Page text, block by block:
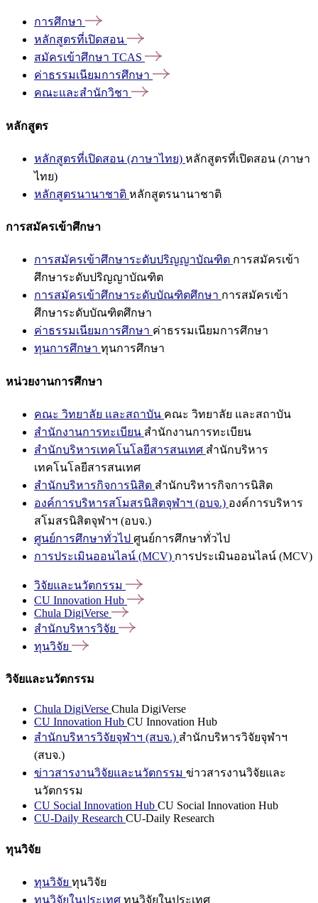
การศึกษา
หลักสูตรที่เปิดสอน
สมัครเข้าศึกษา TCAS
ค่าธรรมเนียมการศึกษา
คณะและสำนักวิชา
หลักสูตร
หลักสูตรที่เปิดสอน (ภาษาไทย) หลักสูตรที่เปิดสอน (ภาษา
ไทย)
หลักสูตรนานาชาติ หลักสูตรนานาชาติ
การสมัครเข้าศึกษา
การสมัครเข้าศึกษาระดับปริญญาบัณฑิต การสมัครเข้า
ศึกษาระดับปริญญาบัณฑิต
การสมัครเข้าศึกษาระดับบัณฑิตศึกษา การสมัครเข้า
ศึกษาระดับบัณฑิตศึกษา
ค่าธรรมเนียมการศึกษา ค่าธรรมเนียมการศึกษา
ทุนการศึกษา ทุนการศึกษา
หน่วยงานการศึกษา
คณะ วิทยาลัย และสถาบัน คณะ วิทยาลัย และสถาบัน
สำนักงานการทะเบียน สำนักงานการทะเบียน
สำนักบริหารเทคโนโลยีสารสนเทศ สำนักบริหาร
เทคโนโลยีสารสนเทศ
สำนักบริหารกิจการนิสิต สำนักบริหารกิจการนิสิต
องค์การบริหารสโมสรนิสิตจุฬาฯ (อบจ.) องค์การบริหาร
สโมสรนิสิตจุฬาฯ (อบจ.)
ศูนย์การศึกษาทั่วไป ศูนย์การศึกษาทั่วไป
การประเมินออนไลน์ (MCV) การประเมินออนไลน์ (MCV)
วิจัยและนวัตกรรม
CU Innovation Hub
Chula DigiVerse
สำนักบริหารวิจัย
ทุนวิจัย
วิจัยและนวัตกรรม
Chula DigiVerse Chula DigiVerse
CU Innovation Hub CU Innovation Hub
สำนักบริหารวิจัยจุฬาฯ (สบจ.) สำนักบริหารวิจัยจุฬาฯ
(สบจ.)
ข่าวสารงานวิจัยและนวัตกรรม ข่าวสารงานวิจัยและ
นวัตกรรม
CU Social Innovation Hub CU Social Innovation Hub
CU-Daily Research CU-Daily Research
ทุนวิจัย
ทุนวิจัย ทุนวิจัย
ทุนวิจัยในประเทศ ทุนวิจัยในประเทศ